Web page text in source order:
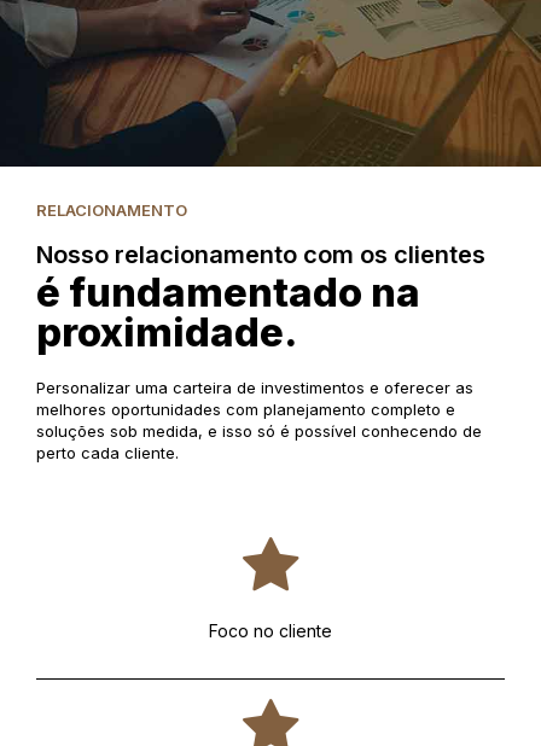
RELACIONAMENTO
Nosso relacionamento com os clientes
é fundamentado na
proximidade.
Personalizar uma carteira de investimentos e oferecer as
melhores oportunidades com planejamento completo e
soluções sob medida, e isso só é possível conhecendo de
perto cada cliente.
Foco no cliente